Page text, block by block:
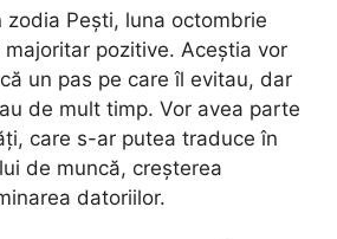
zodia Pești, luna octombrie
pozitive. Aceștia vor
un pas pe care îl evitau, dar
de mult timp. Vor avea parte
care s-ar putea traduce în
de muncă, creșterea
datoriilor.